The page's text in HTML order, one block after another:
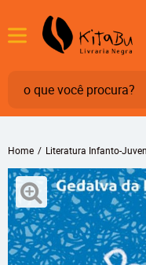
Home Literatura Infanto-